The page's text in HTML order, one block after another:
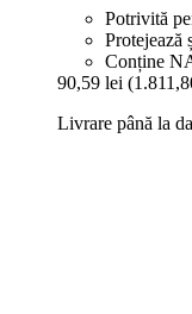
Potrivită
Protejează
Conține
90,59 lei
Livrare până la